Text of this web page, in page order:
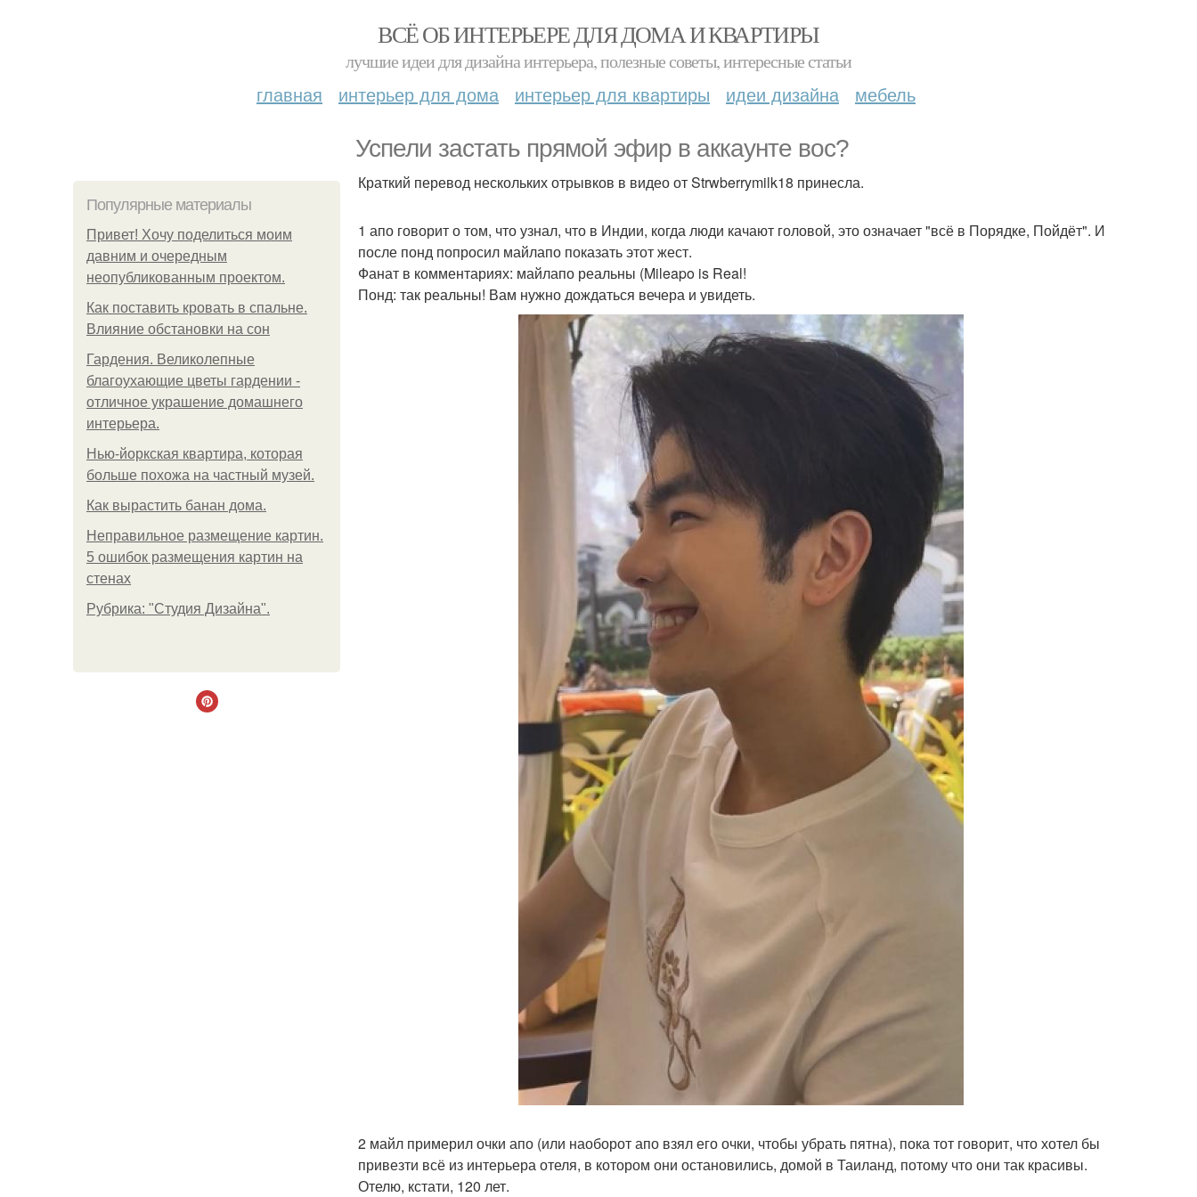
ВСЁ ОБ ИНТЕРЬЕРЕ ДЛЯ ДОМА И КВАРТИРЫ
лучшие идеи для дизайна интерьера, полезные советы, интересные статьи
главная интерьер для дома интерьер для квартиры идеи дизайна мебель
Успели застать прямой эфир в аккаунте вос?
Популярные материалы
Привет! Хочу поделиться моим
давним и очередным
неопубликованным проектом.
Как поставить кровать в спальне.
Влияние обстановки на сон
Гардения. Великолепные
благоухающие цветы гардении -
отличное украшение домашнего
интерьера.
Нью-йоркская квартира, которая
больше похожа на частный музей.
Как вырастить банан дома.
Неправильное размещение картин.
5 ошибок размещения картин на
стенах
Рубрика: "Студия Дизайна".
Краткий перевод нескольких отрывков в видео от Strwberrymilk18 принесла.
1 апо говорит о том, что узнал, что в Индии, когда люди качают головой, это означает "всё в Порядке, Пойдёт". И
после понд попросил майлапо показать этот жест.
Фанат в комментариях: майлапо реальны (Mileapo is Real!
Понд: так реальны! Вам нужно дождаться вечера и увидеть.
2 майл примерил очки апо (или наоборот апо взял его очки, чтобы убрать пятна), пока тот говорит, что хотел бы
привезти всё из интерьера отеля, в котором они остановились, домой в Таиланд, потому что они так красивы.
Отелю, кстати, 120 лет.